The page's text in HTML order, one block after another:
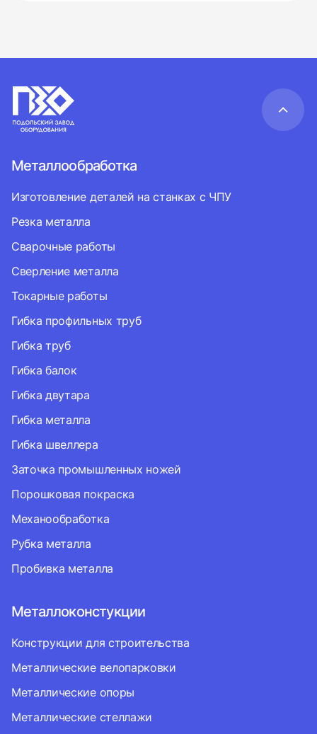
Металлообработка
Изготовление деталей на станках с ЧПУ
Резка металла
Сварочные работы
Сверление металла
Токарные работы
Гибка профильных труб
Гибка труб
Гибка балок
Гибка двутара
Гибка металла
Гибка швеллера
Заточка промышленных ножей
Порошковая покраска
Механообработка
Рубка металла
Пробивка металла
Металлоконстукции
Конструкции для строительства
Металлические велопарковки
Металлические опоры
Металлические стеллажи